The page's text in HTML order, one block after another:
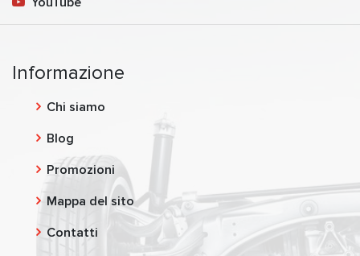
Informazione
Chi siamo
Blog
Promozioni
Mappa del sito
Contatti